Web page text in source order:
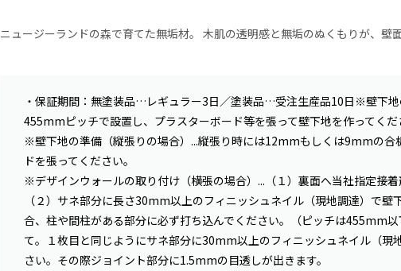
ニュージーランドの森で育てた無垢材。 木肌の透明感と無垢のぬくもりが、壁
・保証期間：無塗装品…レギュラー3日／塗装品…受注生産品10日※壁下地
455mmピッチで設置し、プラスターボード等を張って壁下地を作ってくだ
※壁下地の準備（縦張りの場合）...縦張り時には12mmもしくは9mmの合
ドを張ってください。
※デザインウォールの取り付け（横張の場合）...（１）裏面へ当社指定接
（２）サネ部分に長さ30mm以上のフィニッシュネイル（現地調達）で
合、柱や間柱がある部分に必ず打ち込んでください。（ピッチは455mm
て。１枚目と同じようにサネ部分に30mm以上のフィニッシュネイル（現
さい。その際ジョイント部分に1.5mmの目透しが出きます。